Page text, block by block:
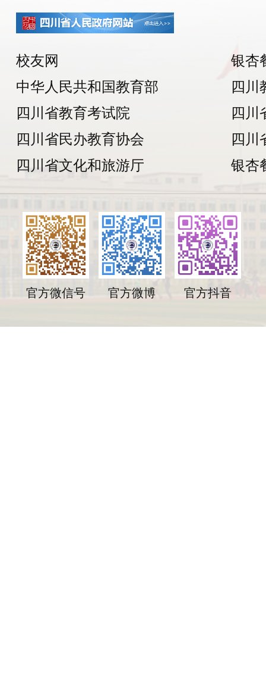
校友网
银杏
中华人民共和国教育部
四川
四川省教育考试院
四川
四川省民办教育协会
四川
四川省文化和旅游厅
银杏
官方微信号 官方微博 官方抖音